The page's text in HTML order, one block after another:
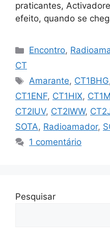
praticantes,
efeito, quando se
Categorias
Encontro,
CT
Etiquetas
Amarante, CT1BHG
CT1ENF, CT1HIX,
CT2IUV, CT2IWW,
SOTA, Radioamador,
1 comentário
Pesquisar